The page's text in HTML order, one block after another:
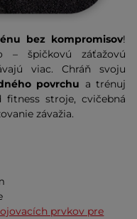
bez kompromisov!
– špičkovú záťažovú
viac. Chráň svoju
povrchu a trénuj
fitness stroje, cvičebná
závažia.
prvkov pre